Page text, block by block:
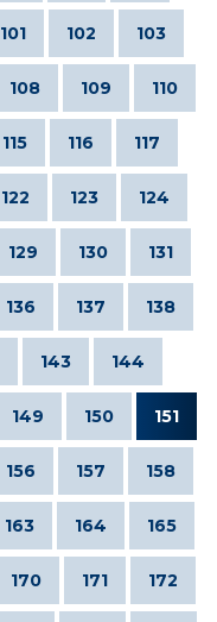
101 102 103
108 109 110
115 116 117
122 123 124
129 130 131
136 137 138
143 144
149 150 151
156 157 158
163 164 165
170 171 172